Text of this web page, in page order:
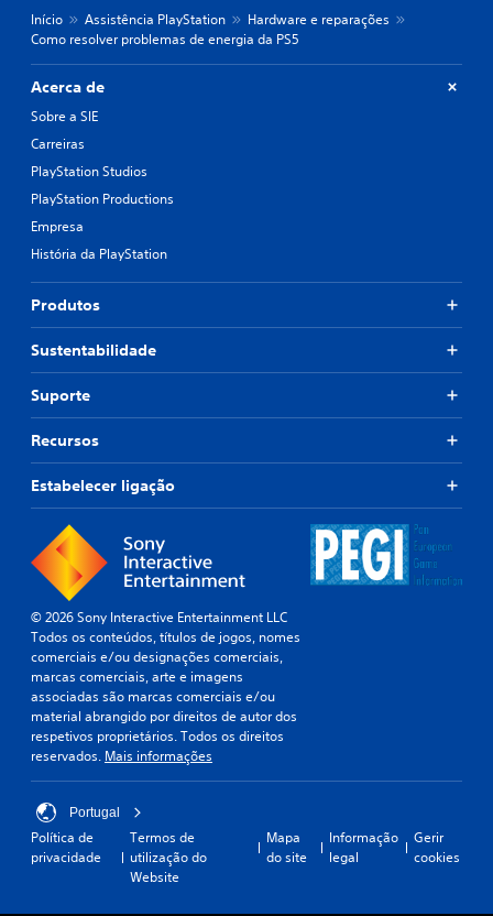
Início Assistência PlayStation
Hardware e reparações
Como resolver problemas de energia da PS5
Acerca de
Sobre a SIE
Carreiras
PlayStation Studios
PlayStation Productions
Empresa
História da PlayStation
Produtos
Sustentabilidade
Suporte
Recursos
Estabelecer ligação
© 2026 Sony Interactive Entertainment LLC
Todos os conteúdos, títulos de jogos, nomes
comerciais e/ou designações comerciais,
marcas comerciais, arte e imagens
associadas são marcas comerciais e/ou
material abrangido por direitos de autor dos
respetivos proprietários. Todos os direitos
reservados. Mais informações
Portugal
Política de
privacidade
Termos de
utilização do
Website
Mapa
do site
Informação
legal
Gerir
cookies